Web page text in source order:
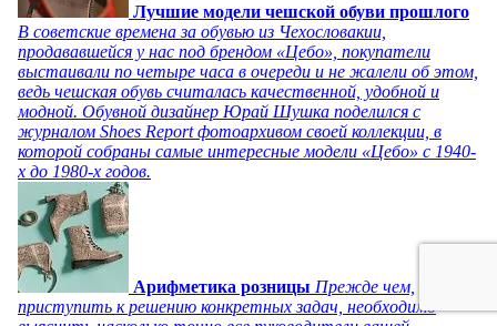
Лучшие модели чешской обуви прошлого
В советские времена за обувью из Чехословакии,
продававшейся у нас под брендом «Цебо», покупатели
выстаивали по четыре часа в очереди и не жалели об этом,
ведь чешская обувь считалась качественной, удобной и
модной. Обувной дизайнер Юрай Шушка поделился с
журналом Shoes Report фотоархивом своей коллекции, в
которой собраны самые интересные модели «Цебо» с 1940-
х до 1980-х годов.
Арифметика розницы Прежде чем,
приступить к решению конкретных задач, необходимо